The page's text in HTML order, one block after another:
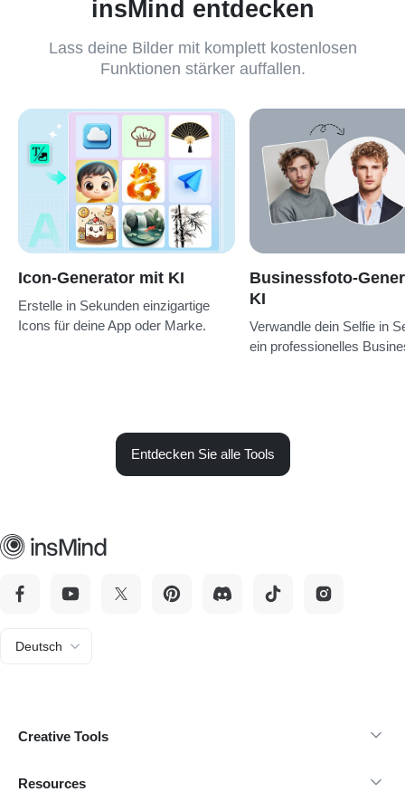
insMind entdecken
Lass deine Bilder mit komplett kostenlosen
Funktionen stärker auffallen.
Icon-Generator mit KI
Erstelle in Sekunden einzigartige
Icons für deine App oder Marke.
Businessfoto-
KI
Verwandle dein Selfie in
ein professionelles
Entdecken Sie alle Tools
Deutsch
Creative Tools
Resources